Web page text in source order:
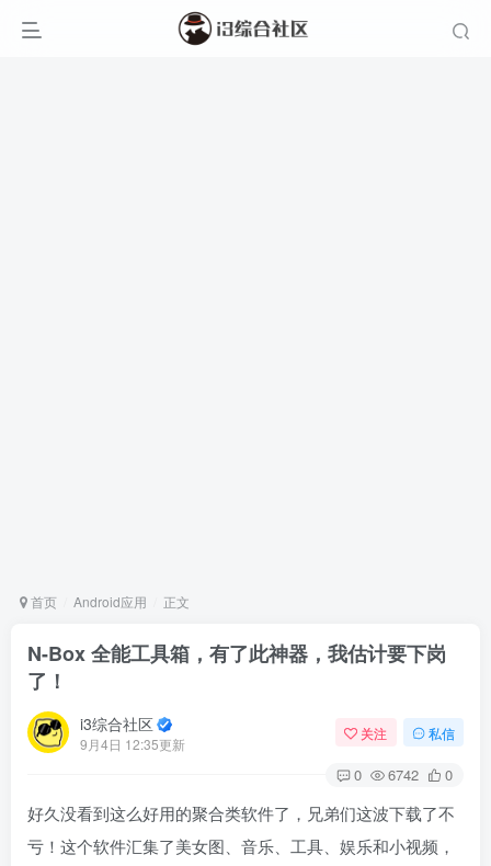
首页 Android应用 正文
N-Box 全能工具箱，有了此神器，我估计要下岗
了！
i3综合社区
9月4日 12:35更新
关注 私信
0 6742 0
好久没看到这么好用的聚合类软件了，兄弟们这波下载了不
亏！这个软件汇集了美女图、音乐、工具、娱乐和小视频，